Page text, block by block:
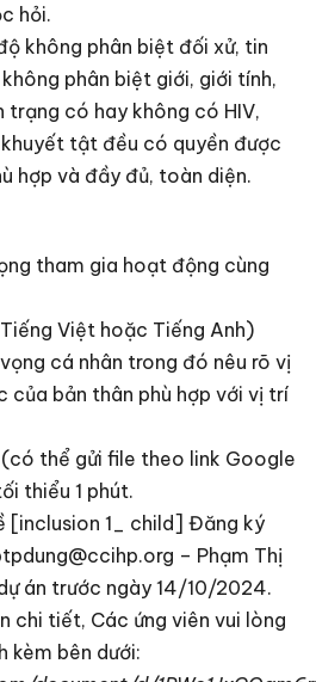
hỏi.
không phân biệt đối xử, tin
phân biệt giới, giới tính,
trạng có hay không có HIV,
tật đều có quyền được
hợp và đầy đủ, toàn diện.
tham gia hoạt động cùng
Việt hoặc Tiếng Anh)
cá nhân trong đó nêu rõ vị
của bản thân phù hợp với vị trí
thể gửi file theo link Google
thiểu 1 phút.
[inclusion 1_ child] Đăng ký
– Phạm Thị
án trước ngày 14/10/2024.
chi tiết, Các ứng viên vui lòng
kèm bên dưới: